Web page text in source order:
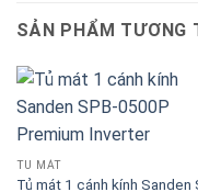
SẢN PHẨM TƯƠNG
TỦ MÁT
Tủ mát 1 cánh kính Sanden